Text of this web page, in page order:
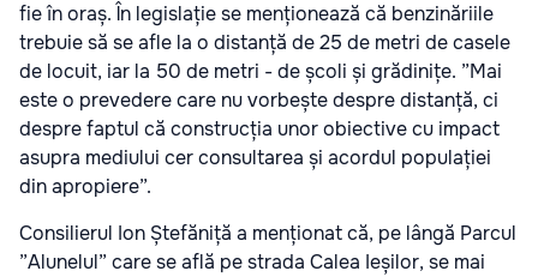
fie în oraș. În legislație se menționează că benzinăriile
trebuie să se afle la o distanță de 25 de metri de casele
de locuit, iar la 50 de metri - de școli și grădinițe. ”Mai
este o prevedere care nu vorbește despre distanță, ci
despre faptul că construcția unor obiective cu impact
asupra mediului cer consultarea și acordul populației
din apropiere”.
Consilierul Ion Ștefăniță a menționat că, pe lângă Parcul
”Alunelul” care se află pe strada Calea Ieșilor, se mai